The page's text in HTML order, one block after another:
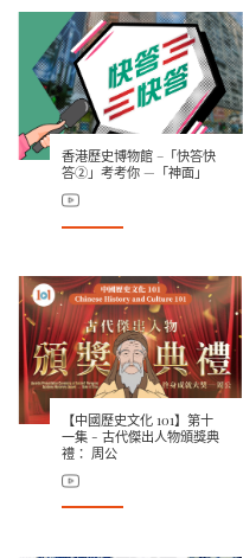
香港歷史博物館 –「快答快
答②」考考你 —「神面」
【中國歷史文化 101】第十
一集 - 古代傑出人物頒獎典
禮： 周公